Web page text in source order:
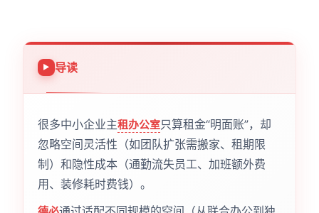
导读
很多中小企业主租办公室只算租金“明面账”，却
忽略空间灵活性（如团队扩张需搬家、租期限
制）和隐性成本（通勤流失员工、加班额外费
用、装修耗时费钱）。